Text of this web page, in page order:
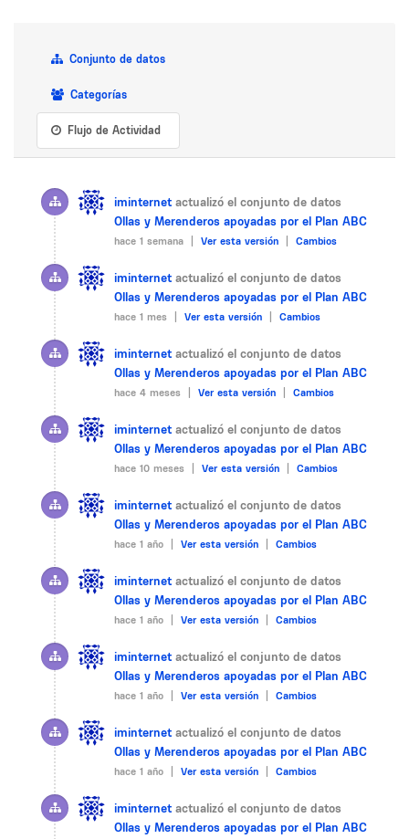
Conjunto de datos
Categorías
Flujo de Actividad
iminternet actualizó el conjunto de datos
Ollas y Merenderos apoyadas por el Plan ABC
hace 1 semana | Ver esta versión Cambios
iminternet actualizó el conjunto de datos
Ollas y Merenderos apoyadas por el Plan ABC
hace 1 mes | Ver esta versión Cambios
iminternet actualizó el conjunto de datos
Ollas y Merenderos apoyadas por el Plan ABC
hace 4 meses | Ver esta versión Cambios
iminternet actualizó el conjunto de datos
Ollas y Merenderos apoyadas por el Plan ABC
hace 10 meses | Ver esta versión Cambios
iminternet actualizó el conjunto de datos
Ollas y Merenderos apoyadas por el Plan ABC
hace 1 año | Ver esta versión Cambios
iminternet actualizó el conjunto de datos
Ollas y Merenderos apoyadas por el Plan ABC
hace 1 año | Ver esta versión Cambios
iminternet actualizó el conjunto de datos
Ollas y Merenderos apoyadas por el Plan ABC
hace 1 año | Ver esta versión Cambios
iminternet actualizó el conjunto de datos
Ollas y Merenderos apoyadas por el Plan ABC
hace 1 año | Ver esta versión Cambios
iminternet actualizó el conjunto de datos
Ollas y Merenderos apoyadas por el Plan ABC